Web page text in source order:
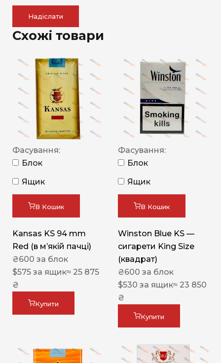
Надіслати
Схожі товари
Фасування:
Блок
Ящик
В Кошик
Kansas KS 94 mm
Red (в мʼякій пачці)
₴600 за блок
$575 за ящик≈ 25 875
₴
Купити
Фасування:
Блок
Ящик
В Кошик
Winston Blue KS —
сигарети King Size
(квадрат)
₴600 за блок
$530 за ящик≈ 23 850
₴
Купити